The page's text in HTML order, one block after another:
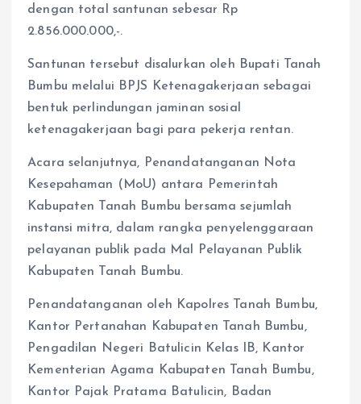
dengan total santunan sebesar Rp
2.856.000.000,-.
Santunan tersebut disalurkan oleh Bupati Tanah
Bumbu melalui BPJS Ketenagakerjaan sebagai
bentuk perlindungan jaminan sosial
ketenagakerjaan bagi para pekerja rentan.
Acara selanjutnya, Penandatanganan Nota
Kesepahaman (MoU) antara Pemerintah
Kabupaten Tanah Bumbu bersama sejumlah
instansi mitra, dalam rangka penyelenggaraan
pelayanan publik pada Mal Pelayanan Publik
Kabupaten Tanah Bumbu.
Penandatanganan oleh Kapolres Tanah Bumbu,
Kantor Pertanahan Kabupaten Tanah Bumbu,
Pengadilan Negeri Batulicin Kelas IB, Kantor
Kementerian Agama Kabupaten Tanah Bumbu,
Kantor Pajak Pratama Batulicin, Badan